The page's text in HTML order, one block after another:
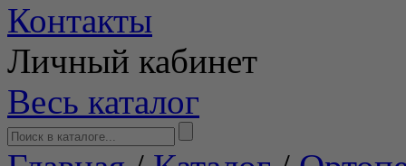
Контакты
Личный кабинет
Весь каталог